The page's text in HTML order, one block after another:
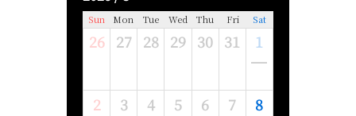
Sun Mon Tue Wed Thu Fri Sat
26 27 28 29 30 31 1
2 3 4 5 6 7 8